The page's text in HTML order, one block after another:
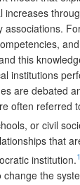
increases
associations.
this
institutions
are debated
often referred
or civil
that
institution.
the